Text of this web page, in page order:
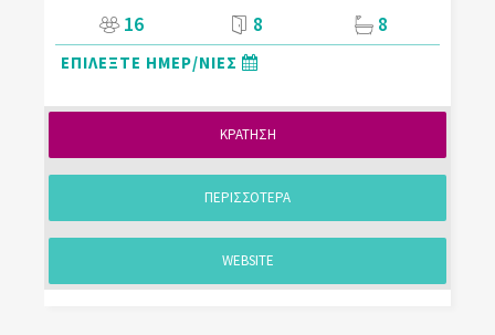
16 8 8
ΕΠΙΛΕΞΤΕ ΗΜΕΡ/ΝΙΕΣ
ΚΡΑΤΗΣΗ
ΠΕΡΙΣΣΟΤΕΡΑ
WEBSITE